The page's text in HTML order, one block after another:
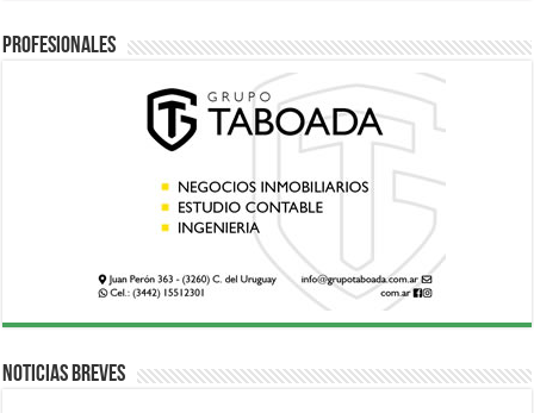
Profesionales
Noticias breves